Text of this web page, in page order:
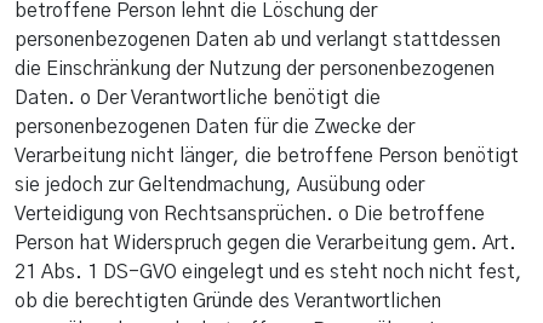
betroffene Person lehnt die Löschung der
personenbezogenen Daten ab und verlangt stattdessen
die Einschränkung der Nutzung der personenbezogenen
Daten. o Der Verantwortliche benötigt die
personenbezogenen Daten für die Zwecke der
Verarbeitung nicht länger, die betroffene Person benötigt
sie jedoch zur Geltendmachung, Ausübung oder
Verteidigung von Rechtsansprüchen. o Die betroffene
Person hat Widerspruch gegen die Verarbeitung gem. Art.
21 Abs. 1 DS-GVO eingelegt und es steht noch nicht fest,
ob die berechtigten Gründe des Verantwortlichen